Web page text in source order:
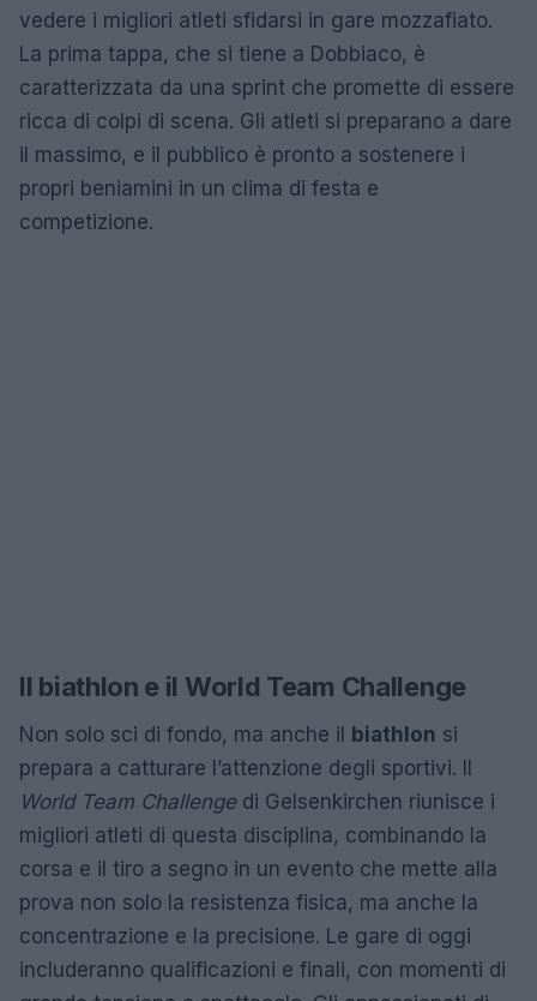
vedere i migliori atleti sfidarsi in gare mozzafiato.
La prima tappa, che si tiene a Dobbiaco, è
caratterizzata da una sprint che promette di essere
ricca di colpi di scena. Gli atleti si preparano a dare
il massimo, e il pubblico è pronto a sostenere i
propri beniamini in un clima di festa e
competizione.
Il biathlon e il World Team Challenge
Non solo sci di fondo, ma anche il biathlon si
prepara a catturare l’attenzione degli sportivi. Il
World Team Challengedi Gelsenkirchen riunisce i
migliori atleti di questa disciplina, combinando la
corsa e il tiro a segno in un evento che mette alla
prova non solo la resistenza fisica, ma anche la
concentrazione e la precisione. Le gare di oggi
includeranno qualificazioni e finali, con momenti di